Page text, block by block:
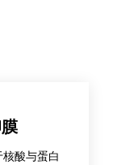
酸与蛋白